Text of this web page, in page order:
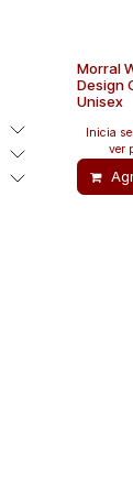
Morral
Design
Unisex
Inicia
ver